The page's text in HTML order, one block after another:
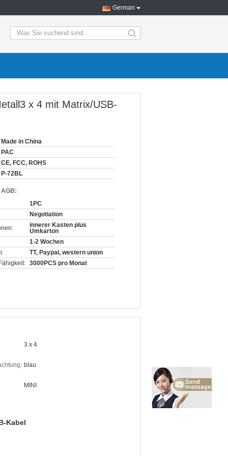
German
x 4 mit Matrix/USB-
Made in China
PAC
CE, FCC, ROHS
P-72BL
1PC
Negotiation
innerer Kasten plus
Umkarton
1-2 Wochen
TT, Paypal, western union
3000PCS pro Monat
3 x 4
blau
MINI
Kabel